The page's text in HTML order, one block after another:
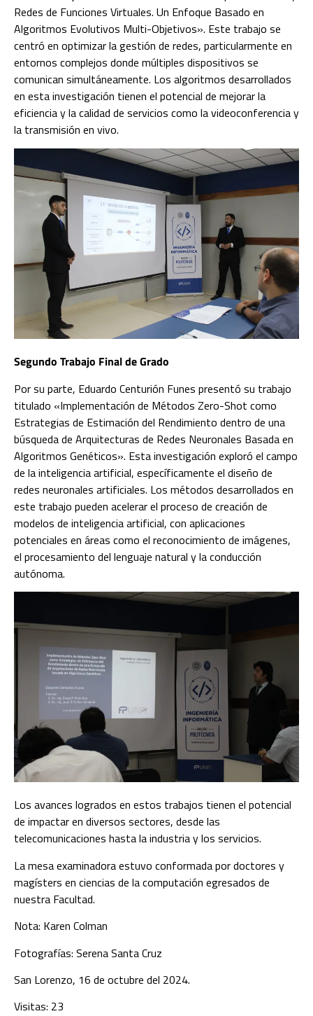
Redes de Funciones Virtuales. Un Enfoque Basado en
Algoritmos Evolutivos Multi-Objetivos». Este trabajo se
centró en optimizar la gestión de redes, particularmente en
entornos complejos donde múltiples dispositivos se
comunican simultáneamente. Los algoritmos desarrollados
en esta investigación tienen el potencial de mejorar la
eficiencia y la calidad de servicios como la videoconferencia y
la transmisión en vivo.
Segundo Trabajo Final de Grado
Por su parte, Eduardo Centurión Funes presentó su trabajo
titulado «Implementación de Métodos Zero-Shot como
Estrategias de Estimación del Rendimiento dentro de una
búsqueda de Arquitecturas de Redes Neuronales Basada en
Algoritmos Genéticos». Esta investigación exploró el campo
de la inteligencia artificial, específicamente el diseño de
redes neuronales artificiales. Los métodos desarrollados en
este trabajo pueden acelerar el proceso de creación de
modelos de inteligencia artificial, con aplicaciones
potenciales en áreas como el reconocimiento de imágenes,
el procesamiento del lenguaje natural y la conducción
autónoma.
Los avances logrados en estos trabajos tienen el potencial
de impactar en diversos sectores, desde las
telecomunicaciones hasta la industria y los servicios.
La mesa examinadora estuvo conformada por doctores y
magísters en ciencias de la computación egresados de
nuestra Facultad.
Nota: Karen Colman
Fotografías: Serena Santa Cruz
San Lorenzo, 16 de octubre del 2024.
Visitas: 23